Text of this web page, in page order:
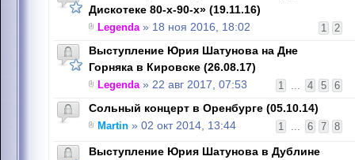
Дискотеке 80-х-90-х» (19.11.16)
1 2
Legenda» 18 ноя 2016, 18:02
Выступление Юрия Шатунова на Дне
Горняка в Кировске (26.08.17)
1 ... 4 5 6
Legenda» 22 авг 2017, 07:53
Сольный концерт в Оренбурге (05.10.14)
1 ... 6 7 8
Martin » 02 окт 2014, 13:44
Выступление Юрия Шатунова в Дублине